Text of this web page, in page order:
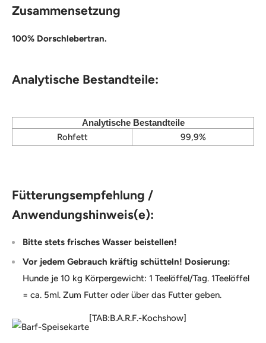
Zusammensetzung
100% Dorschlebertran.
Analytische Bestandteile:
Analytische Bestandteile
Rohfett 99,9%
Fütterungsempfehlung /
Anwendungshinweis(e):
Bitte stets frisches Wasser beistellen!
Vor jedem Gebrauch kräftig schütteln! Dosierung:
Hunde je 10 kg Körpergewicht: 1 Teelöffel/Tag. 1Teelöffel
= ca. 5ml. Zum Futter oder über das Futter geben.
[TAB:B.A.R.F.-Kochshow]